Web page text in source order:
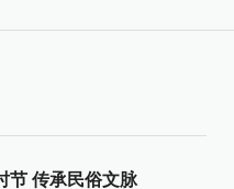
节 传承民俗文脉